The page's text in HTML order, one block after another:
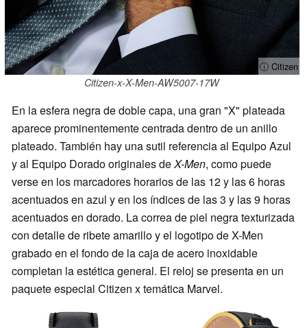
ⓘ Citizen
Citizen-x-X-Men-AW5007-17W
En la esfera negra de doble capa, una gran "X" plateada
aparece prominentemente centrada dentro de un anillo
plateado. También hay una sutil referencia al Equipo Azul
y al Equipo Dorado originales deX-Men, como puede
verse en los marcadores horarios de las 12 y las 6 horas
acentuados en azul y en los índices de las 3 y las 9 horas
acentuados en dorado. La correa de piel negra texturizada
con detalle de ribete amarillo y el logotipo de X-Men
grabado en el fondo de la caja de acero inoxidable
completan la estética general. El reloj se presenta en un
paquete especial Citizen x temática Marvel.